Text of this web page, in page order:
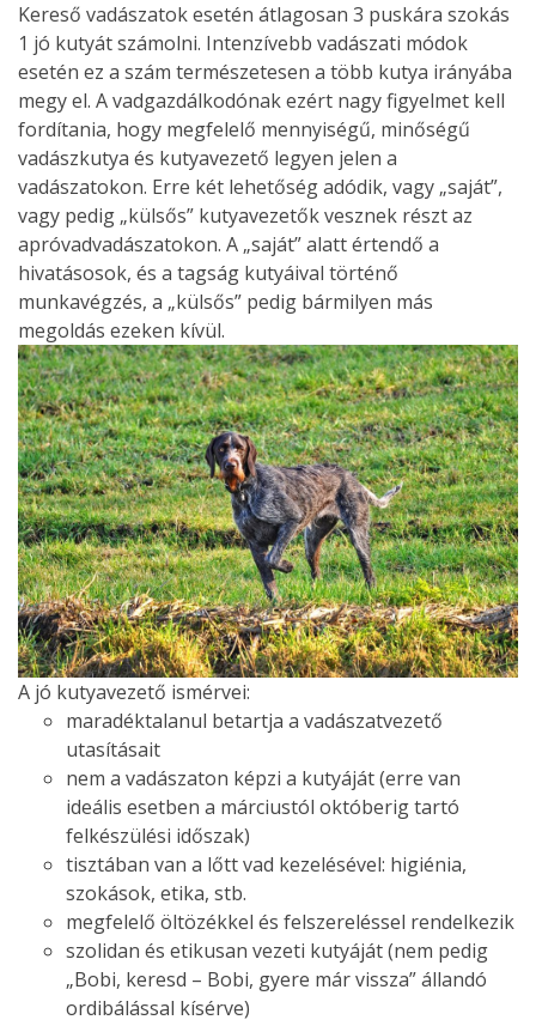
Kereső vadászatok esetén átlagosan 3 puskára szokás
1 jó kutyát számolni. Intenzívebb vadászati módok
esetén ez a szám természetesen a több kutya irányába
megy el. A vadgazdálkodónak ezért nagy figyelmet kell
fordítania, hogy megfelelő mennyiségű, minőségű
vadászkutya és kutyavezető legyen jelen a
vadászatokon. Erre két lehetőség adódik, vagy „saját”,
vagy pedig „külsős” kutyavezetők vesznek részt az
apróvadvadászatokon. A „saját” alatt értendő a
hivatásosok, és a tagság kutyáival történő
munkavégzés, a „külsős” pedig bármilyen más
megoldás ezeken kívül.
A jó kutyavezető ismérvei:
maradéktalanul betartja a vadászatvezető
utasításait
nem a vadászaton képzi a kutyáját (erre van
ideális esetben a márciustól októberig tartó
felkészülési időszak)
tisztában van a lőtt vad kezelésével: higiénia,
szokások, etika, stb.
megfelelő öltözékkel és felszereléssel rendelkezik
szolidan és etikusan vezeti kutyáját (nem pedig
„Bobi, keresd – Bobi, gyere már vissza” állandó
ordibálással kísérve)